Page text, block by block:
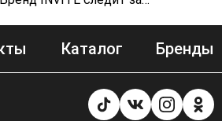
костюмы позволят вам
с образами и создавать
Независимо от того,
повседневный стиль или ищете
Каталог Бренды